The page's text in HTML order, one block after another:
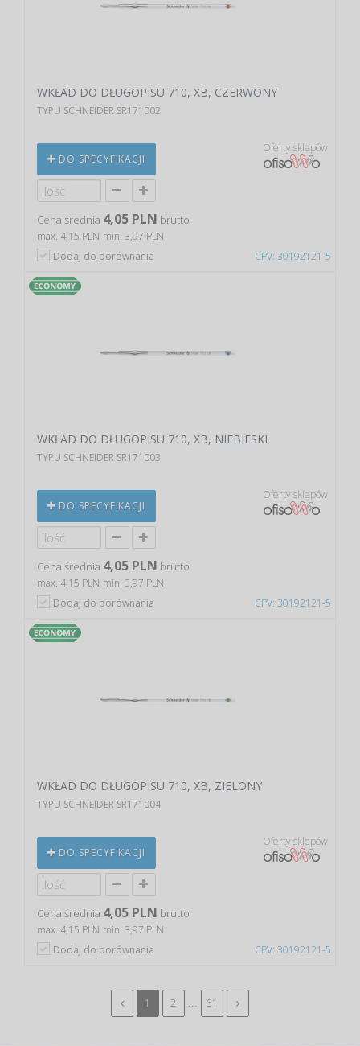
CPV: 30192121-5
WKŁAD DO DŁUGOPISU 710, XB, CZERWONY
TYPU SCHNEIDER SR171002
DO SPECYFIKACJI
Oferty sklepów
Cena średnia 4,05 PLN brutto
max. 4,15 PLN min. 3,97 PLN
Dodaj do porównania
CPV: 30192121-5
WKŁAD DO DŁUGOPISU 710, XB, NIEBIESKI
TYPU SCHNEIDER SR171003
DO SPECYFIKACJI
Oferty sklepów
Cena średnia 4,05 PLN brutto
max. 4,15 PLN min. 3,97 PLN
Dodaj do porównania
CPV: 30192121-5
WKŁAD DO DŁUGOPISU 710, XB, ZIELONY
TYPU SCHNEIDER SR171004
DO SPECYFIKACJI
Oferty sklepów
Cena średnia 4,05 PLN brutto
max. 4,15 PLN min. 3,97 PLN
Dodaj do porównania
1 2 ... 61